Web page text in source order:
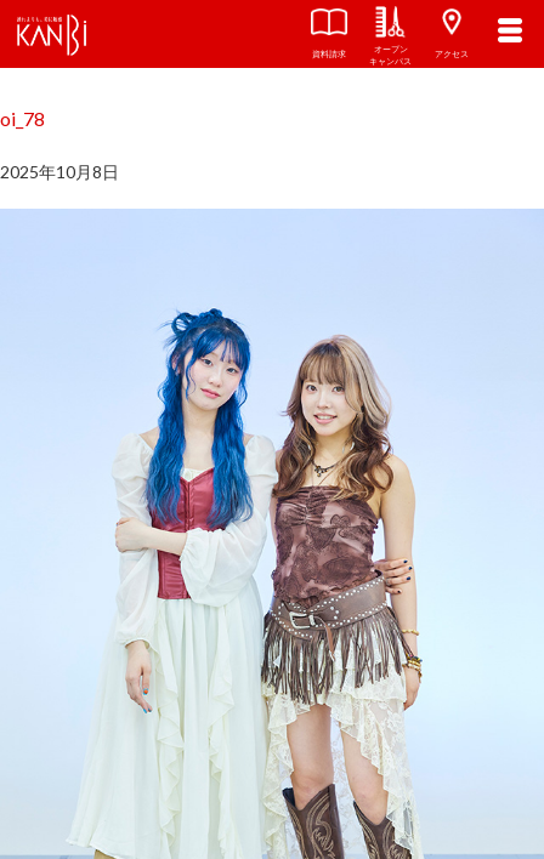
アクセス
オープン
キャンパス
資料請求
関西美容専門学校
oi_78
2025年10月8日